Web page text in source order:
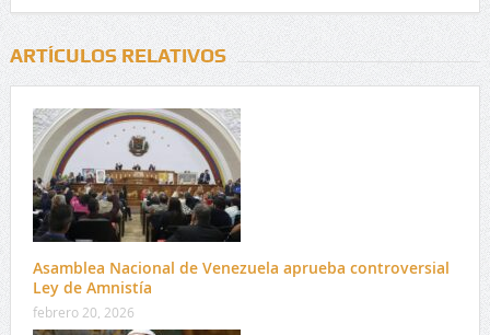
ARTÍCULOS RELATIVOS
Asamblea Nacional de Venezuela aprueba controversial
Ley de Amnistía
febrero 20, 2026